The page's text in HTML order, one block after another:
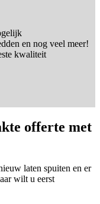
en nog veel meer!
kwaliteit
offerte met
laten spuiten en er
wilt u eerst